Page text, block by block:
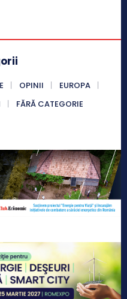
OPINII
EUROPA
FĂRĂ CATEGORIE